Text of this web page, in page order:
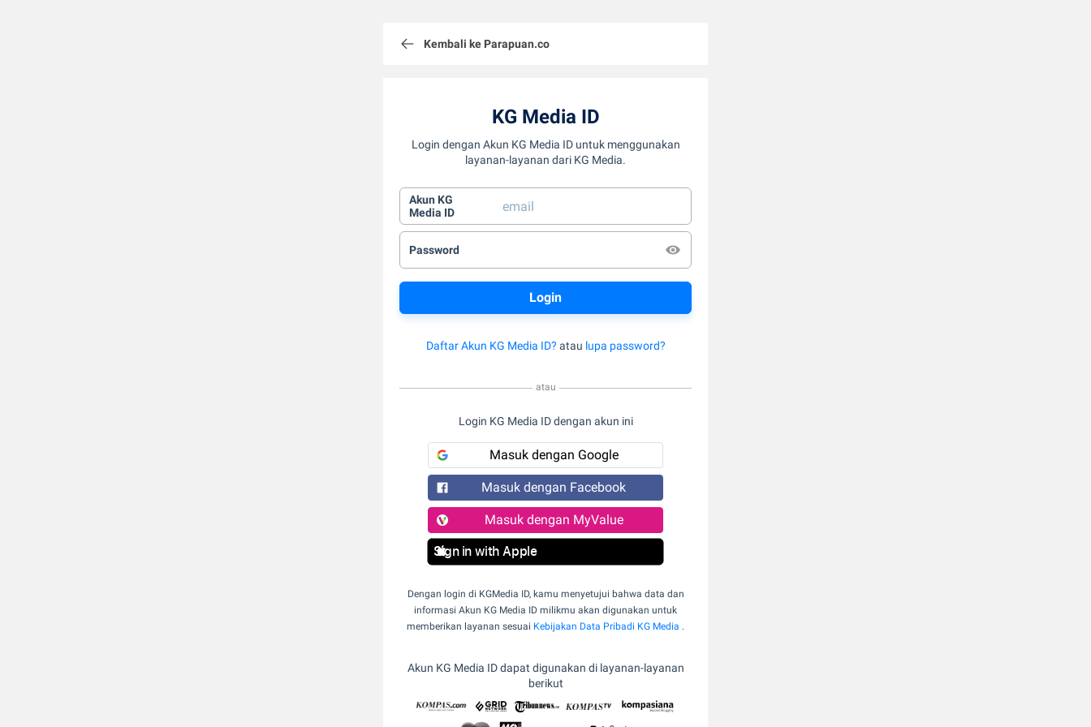
Kembali ke Parapuan.co
KG Media ID
Login dengan Akun KG Media ID untuk menggunakan
layanan-layanan dari KG Media.
Akun KG
Media ID
Password
Daftar Akun KG Media ID? atau lupa password?
atau
Login KG Media ID dengan akun ini
Masuk dengan Google
Masuk dengan Facebook
Masuk dengan MyValue
Sign in with Apple
Dengan login di KGMedia ID, kamu menyetujui bahwa data dan
informasi Akun KG Media ID milikmu akan digunakan untuk
memberikan layanan sesuai Kebijakan Data Pribadi KG Media .
Akun KG Media ID dapat digunakan di layanan-layanan
berikut